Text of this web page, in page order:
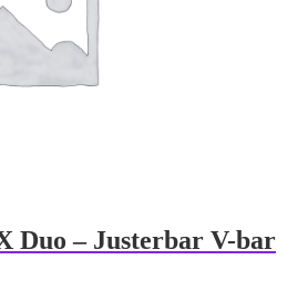
Duo – Justerbar V-bar